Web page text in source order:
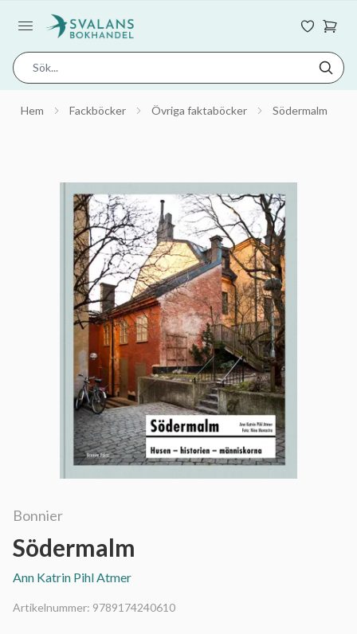
Hem Fackböcker Övriga faktaböcker Södermalm
Bonnier
Södermalm
Ann Katrin Pihl Atmer
Artikelnummer: 9789174240610